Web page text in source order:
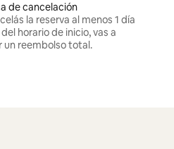
de cancelación
la reserva al menos 1 día
horario de inicio, vas a
un reembolso total.